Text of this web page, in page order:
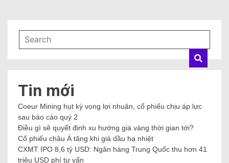
Tin mới
Coeur Mining hụt kỳ vọng lợi nhuận, cổ phiếu chịu áp lực
sau báo cáo quý 2
Điều gì sẽ quyết định xu hướng giá vàng thời gian tới?
Cổ phiếu châu Á tăng khi giá dầu hạ nhiệt
CXMT IPO 8,6 tỷ USD: Ngân hàng Trung Quốc thu hơn 41
triệu USD phí tư vấn